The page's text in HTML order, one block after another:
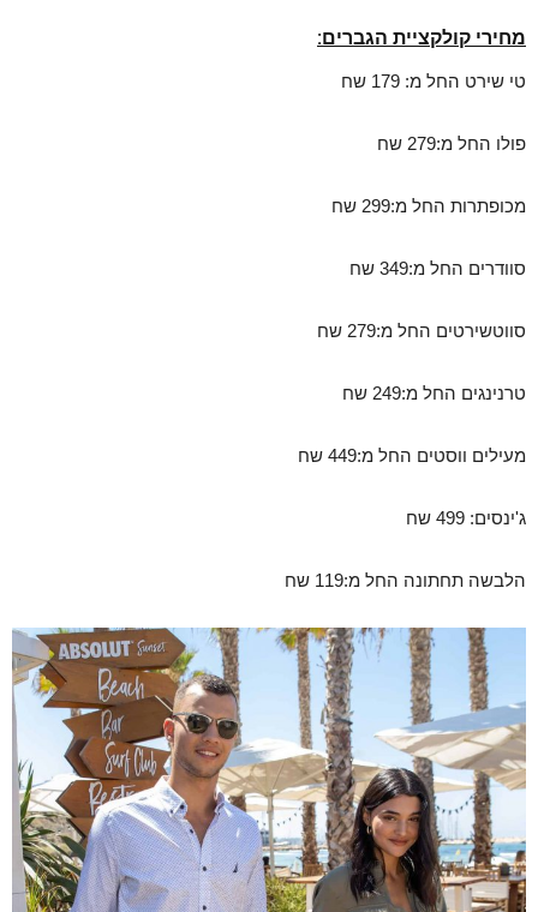
מחירי קולקציית הגברים:
טי שירט החל מ: 179 שח
פולו החל מ:279 שח
מכופתרות החל מ:299 שח
סוודרים החל מ:349 שח
סווטשירטים החל מ:279 שח
טרנינגים החל מ:249 שח
מעילים ווסטים החל מ:449 שח
ג'ינסים: 499 שח
הלבשה תחתונה החל מ:119 שח